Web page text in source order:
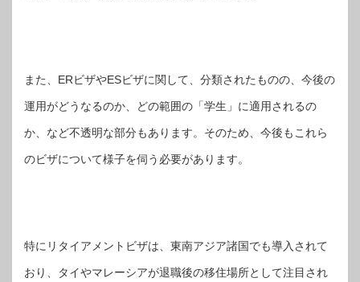
また、ERビザやESビザに関して、分類されたものの、今後の
運用がどうなるのか、どの範囲の「学生」に適用されるの
か、など不透明な部分もあります。そのため、今後もこれら
のビザについて様子を伺う必要があります。
特にリタイアメントビザは、東南アジア諸国でも導入されて
おり、タイやマレーシアが退職後の移住場所として注目され